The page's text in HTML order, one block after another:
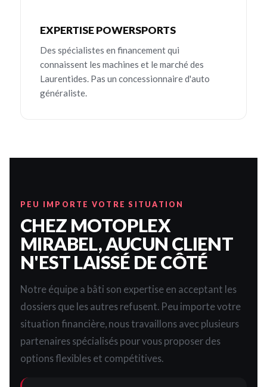
EXPERTISE POWERSPORTS
Des spécialistes en financement qui
connaissent les machines et le marché des
Laurentides. Pas un concessionnaire d'auto
généraliste.
PEU IMPORTE VOTRE SITUATION
CHEZ MOTOPLEX
MIRABEL, AUCUN CLIENT
N'EST LAISSÉ DE CÔTÉ
Notre équipe a bâti son expertise en acceptant les
dossiers que les autres refusent. Peu importe votre
situation financière, nous travaillons avec plusieurs
partenaires spécialisés pour vous proposer des
options flexibles et compétitives.